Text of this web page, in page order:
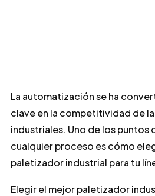
La automatización se ha
clave en la competitividad de
industriales. Uno de los
cualquier proceso es cómo
paletizador industrial para tu
Elegir el mejor paletizador